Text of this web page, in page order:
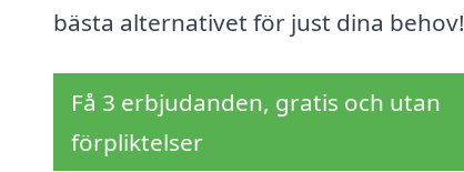
bästa alternativet för just dina behov!
Få 3 erbjudanden, gratis och utan
förpliktelser